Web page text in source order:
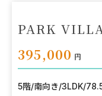
PARK
395,000 円
5階/南向き/3LDK/